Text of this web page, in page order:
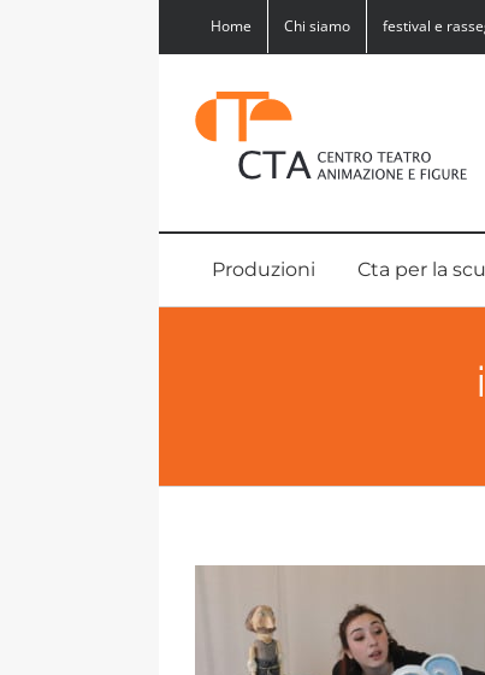
Home Chi siamo festival e
Produzioni Cta per la